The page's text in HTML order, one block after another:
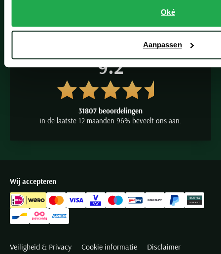
Oké
Aanpassen
Wellington of Billmore
Alle merken
9.2
31807 beoordelingen
in de laatste 12 maanden 96% beveelt ons aan.
Wij accepteren
Veiligheid & Privacy Cookie informatie
Disclaimer